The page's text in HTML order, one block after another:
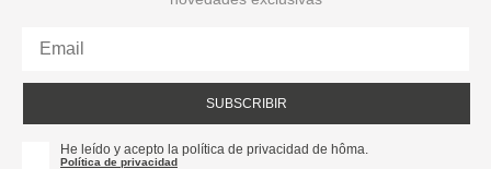
SUBSCRIBIR
He leído y acepto la política de privacidad de hôma.
Política de privacidad